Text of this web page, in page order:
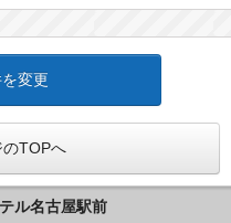
変更
TOPへ
ル名古屋駅前